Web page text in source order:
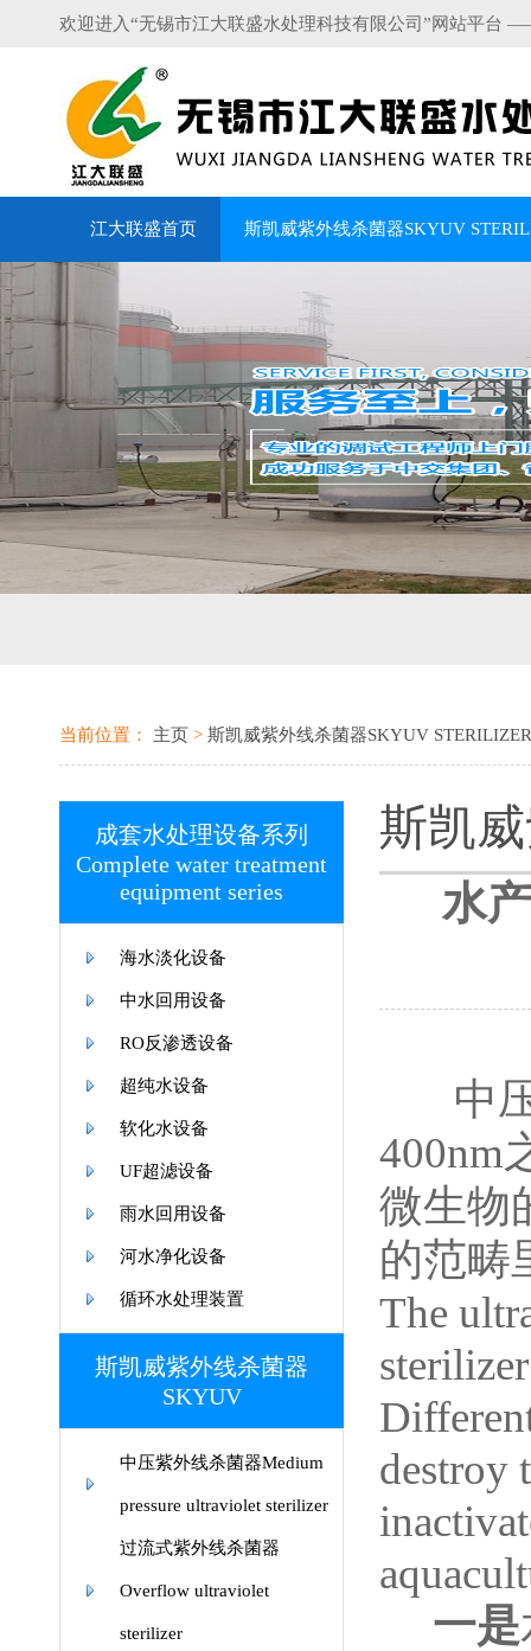
欢迎进入“无锡市江大联盛水处理科技有限公司”网站平台
江大联盛首页 斯凯威紫外线杀菌器SKYUV
当前位置： 主页 > 斯凯威紫外线杀菌器SKYUV STERILIZER
成套水处理设备系列
Complete water treatment
equipment series
海水淡化设备
中水回用设备
RO反渗透设备
超纯水设备
软化水设备
UF超滤设备
雨水回用设备
河水净化设备
循环水处理装置
斯凯威紫外线杀菌器
SKYUV
中压紫外线杀菌器Medium
pressure ultraviolet sterilizer
过流式紫外线杀菌器
Overflow ultraviolet
sterilizer
斯凯
水
中
400nm
微生物
的范畴
The
destroy
一是